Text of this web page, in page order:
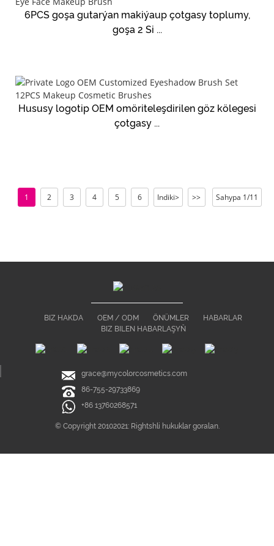
6PCS goşa gutarýan makiýaup çotgasy toplumy,
goşa 2 Si ...
Hususy logotip OEM omöriteleşdirilen göz kölegesi
çotgasy ...
1 2 3 4 5 6 Indiki> >> Sahypa 1/11
BIZ HAKDA OEM / ODM ÖNÜMLER
HABARLAR
BIZ BILEN HABARLAŞYŇ
grace@mycolorcosmetics.com
86-755-29733869
+86 13760268571
© Copyright 20102021: Rightshli hukuklar goralan.